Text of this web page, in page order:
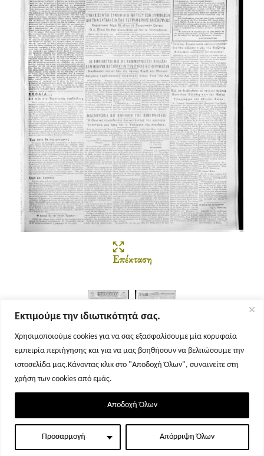
Εκτιμούμε την ιδιωτικότητά σας.
Χρησιμοποιούμε cookies για να σας εξασφαλίσουμε μία κορυφαία
εμπειρία περιήγησης και για να μας βοηθήσουν να βελτιώσουμε την
ιστοσελίδα μας.Κάνοντας κλικ στο "Αποδοχή Όλων", συναινείτε στη
χρήση των cookies από εμάς.
Προσαρμογή Απόρριψη Όλων
Αποδοχή Όλων
Επέκταση
Σελίδα 1 Σελίδα 2